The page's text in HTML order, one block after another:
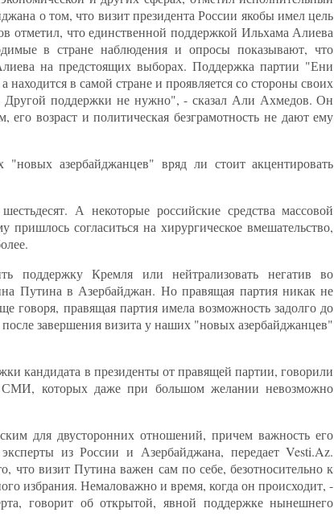
о том, что визит президента России якобы имел цель
отметил, что единственной поддержкой Ильхама Алиева
в стране наблюдения и опросы показывают, что
на предстоящих выборах. Поддержка партии "Ени
в самой стране и проявляется со стороны своих
Другой поддержки не нужно", - сказал Али Ахмедов. Он
возраст и политическая безграмотность не дают ему
азербайджанцев" вряд ли стоит акцентировать
А некоторые российские средства массовой
согласиться на хирургическое вмешательство,
поддержку Кремля или нейтрализовать негатив во
Путина в Азербайджан. Но правящая партия никак не
говоря, правящая партия имела возможность задолго до
завершения визита у наших "новых азербайджанцев"
кандидата в президенты от правящей партии, говорили
СМИ, которых даже при большом желании невозможно
для двусторонних отношений, причем важность его
из России и Азербайджана, передает Vesti.Az.
что визит Путина важен сам по себе, безотносительно к
избрания. Немаловажно и время, когда он происходит, -
говорит об открытой, явной поддержке нынешнего